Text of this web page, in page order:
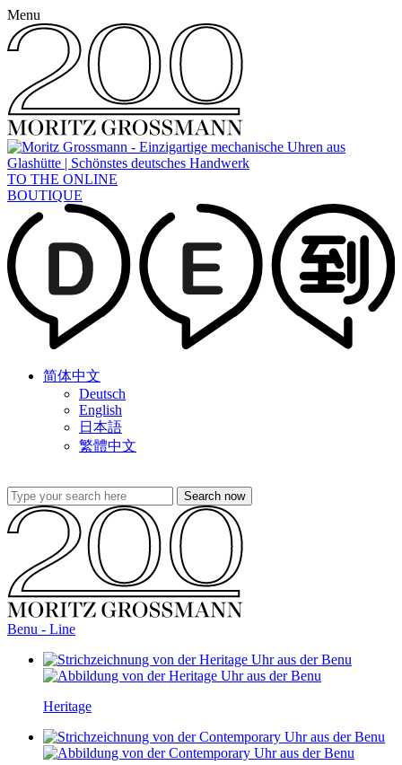
Menu
TO THE ONLINE
BOUTIQUE
简体中文
Deutsch
English
日本語
繁體中文
Benu - Line
Heritage